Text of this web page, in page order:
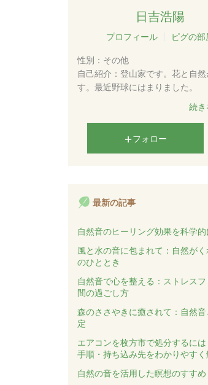
日吉浩陽
プロフィール ピグの部
性別： その他
自己紹介： 登山家です。花と自
す。最近野球にはまりました。
続き
フォロー
最新の記事
自然音のヒーリング効果を科学的
風と水の音に包まれて：自然がく
のひととき
自然音で心を整える：ストレス
間の過ごし方
森のささやきに癒されて：自然
定
エアコンを枚方市で処分するには
手順・持ち込み先をわかりやすく
自然の音を活用した瞑想のすすめ